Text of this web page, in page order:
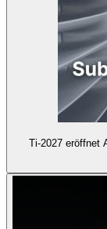
Ti-2027 eröffnet